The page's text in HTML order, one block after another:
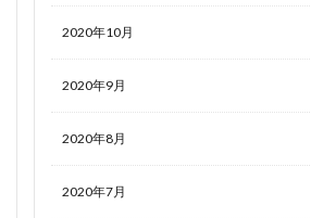
2020年10月
2020年9月
2020年8月
2020年7月